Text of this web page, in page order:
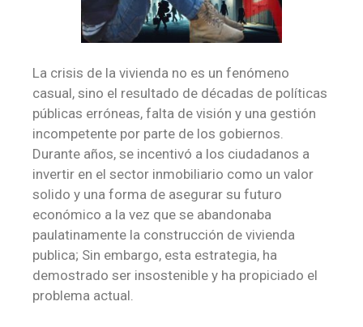
La crisis de la vivienda no es un fenómeno
casual, sino el resultado de décadas de políticas
públicas erróneas, falta de visión y una gestión
incompetente por parte de los gobiernos.
Durante años, se incentivó a los ciudadanos a
invertir en el sector inmobiliario como un valor
solido y una forma de asegurar su futuro
económico a la vez que se abandonaba
paulatinamente la construcción de vivienda
publica; Sin embargo, esta estrategia, ha
demostrado ser insostenible y ha propiciado el
problema actual.